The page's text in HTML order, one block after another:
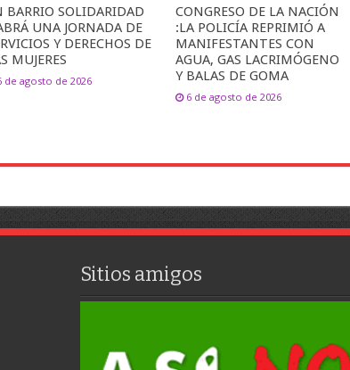
BARRIO SOLIDARIDAD
UNA JORNADA DE
Y DERECHOS DE
MUJERES
de agosto de 2026
CONGRESO DE LA NACIÓN
:LA POLICÍA REPRIMIÓ A
MANIFESTANTES CON
AGUA, GAS LACRIMÓGENO
Y BALAS DE GOMA
6 de agosto de 2026
Sitios amigos